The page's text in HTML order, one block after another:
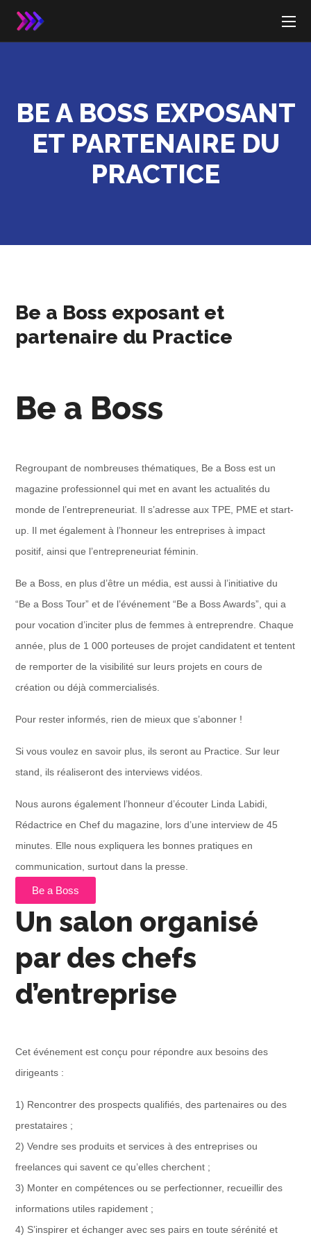
BE A BOSS EXPOSANT
ET PARTENAIRE DU
PRACTICE
Be a Boss exposant et
partenaire du Practice
Be a Boss
Regroupant de nombreuses thématiques, Be a Boss est un
magazine professionnel qui met en avant les actualités du
monde de l’entrepreneuriat. Il s’adresse aux TPE, PME et start-
up. Il met également à l’honneur les entreprises à impact
positif, ainsi que l’entrepreneuriat féminin.
Be a Boss, en plus d’être un média, est aussi à l’initiative du
“Be a Boss Tour” et de l’événement “Be a Boss Awards”, qui a
pour vocation d’inciter plus de femmes à entreprendre. Chaque
année, plus de 1 000 porteuses de projet candidatent et tentent
de remporter de la visibilité sur leurs projets en cours de
création ou déjà commercialisés.
Pour rester informés, rien de mieux que s’abonner !
Si vous voulez en savoir plus, ils seront au Practice. Sur leur
stand, ils réaliseront des interviews vidéos.
Nous aurons également l’honneur d’écouter Linda Labidi,
Rédactrice en Chef du magazine, lors d’une interview de 45
minutes. Elle nous expliquera les bonnes pratiques en
communication, surtout dans la presse.
Be a Boss
Un salon organisé
par des chefs
d’entreprise
Cet événement est conçu pour répondre aux besoins des
dirigeants :
1) Rencontrer des prospects qualifiés, des partenaires ou des
prestataires ;
2) Vendre ses produits et services à des entreprises ou
freelances qui savent ce qu’elles cherchent ;
3) Monter en compétences ou se perfectionner, recueillir des
informations utiles rapidement ;
4) S’inspirer et échanger avec ses pairs en toute sérénité et